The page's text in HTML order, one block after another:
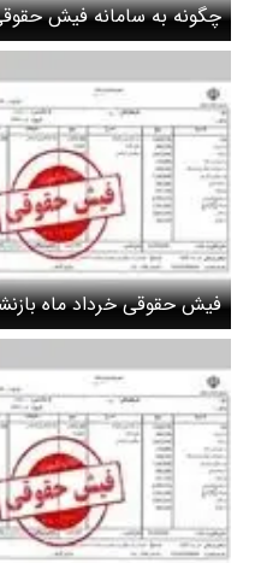
چگونه به سامانه فیش
کنیم؟
فیش حقوقی خرداد ماه